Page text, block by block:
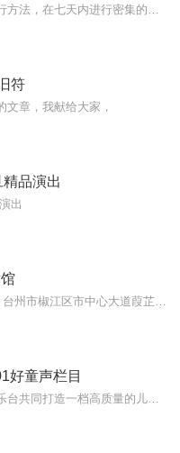
符
文章，我献给大家，
品演出
出
好童声栏目